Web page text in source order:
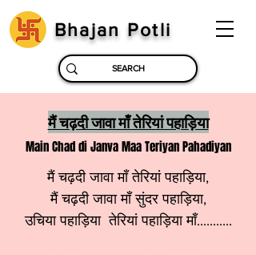
Bhajan Potli
मैं चढ़दी जावा माँ तेरियां पहाड़िया
Main Chad di Janva Maa Teriyan Pahadiyan
मैं चढ़दी जावा माँ तेरियां पहाड़िया,
मैं चढ़दी जावा माँ सुंदर पहाड़िया,
उचिया पहाड़िया तेरियां पहाड़िया माँ...........